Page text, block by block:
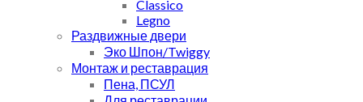
Classico
Legno
Раздвижные двери
Эко Шпон/Twiggy
Монтаж и реставрация
Пена, ПСУЛ